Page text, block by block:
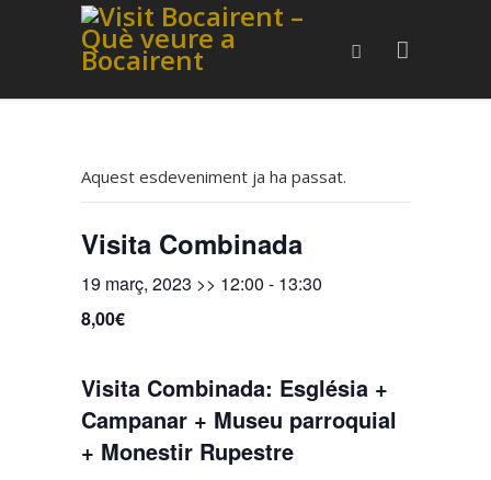
Aquest esdeveniment ja ha passat.
Visita Combinada
19 març, 2023 >> 12:00 - 13:30
8,00€
Visita Combinada: Església +
Campanar + Museu parroquial
+ Monestir Rupestre